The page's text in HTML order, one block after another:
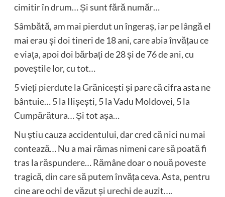
cimitir în drum… Și sunt fără număr…
Sâmbătă, am mai pierdut un îngeraș, iar pe lângă el
mai erau și doi tineri de 18 ani, care abia învățau ce
e viața, apoi doi bărbați de 28 și de 76 de ani, cu
poveștile lor, cu tot…
5 vieți pierdute la Grănicești și pare că cifra asta ne
bântuie… 5 la Ilișești, 5 la Vadu Moldovei, 5 la
Cumpărătura… Și tot așa…
Nu știu cauza accidentului, dar cred că nici nu mai
contează… Nu a mai rămas nimeni care să poată fi
tras la răspundere… Rămâne doar o nouă poveste
tragică, din care să putem învăța ceva. Asta, pentru
cine are ochi de văzut și urechi de auzit….